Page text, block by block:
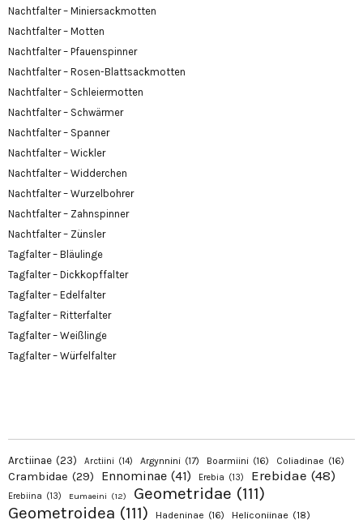
Nachtfalter – Miniersackmotten
Nachtfalter – Motten
Nachtfalter – Pfauenspinner
Nachtfalter – Rosen-Blattsackmotten
Nachtfalter – Schleiermotten
Nachtfalter – Schwärmer
Nachtfalter – Spanner
Nachtfalter – Wickler
Nachtfalter – Widderchen
Nachtfalter – Wurzelbohrer
Nachtfalter – Zahnspinner
Nachtfalter – Zünsler
Tagfalter – Bläulinge
Tagfalter – Dickkopffalter
Tagfalter – Edelfalter
Tagfalter – Ritterfalter
Tagfalter – Weißlinge
Tagfalter – Würfelfalter
Arctiinae (23) Arctiini (14) Argynnini (17) Boarmiini (16) Coliadinae (16)
Crambidae (29) Ennominae (41) Erebia (13) Erebidae (48)
Erebiina (13) Eumaeini (12) Geometridae (111)
Geometroidea (111) Hadeninae (16) Heliconiinae (18)